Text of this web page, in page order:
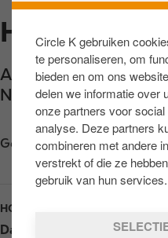
Circle K gebruiken
te personaliseren, om
bieden en om ons
delen we informatie over
onze partners voor
analyse. Deze partners
combineren met andere
verstrekt of die ze
gebruik van hun services.
a
n
e
n
n
a
i
n
v
HAARLEM
Amsterdamsevaart
NL
Get directions
HOURS
Dag